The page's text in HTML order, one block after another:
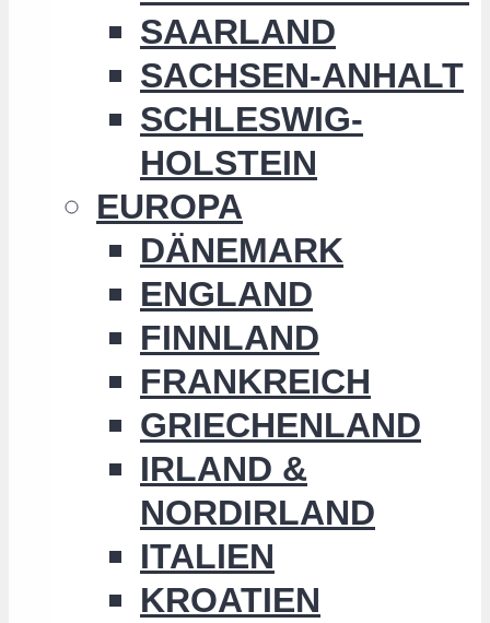
SAARLAND
SACHSEN-ANHALT
SCHLESWIG-
HOLSTEIN
EUROPA
DÄNEMARK
ENGLAND
FINNLAND
FRANKREICH
GRIECHENLAND
IRLAND &
NORDIRLAND
ITALIEN
KROATIEN